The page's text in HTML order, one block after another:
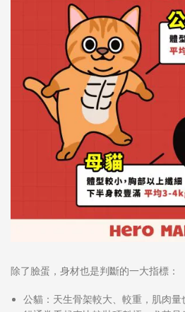
除了臉蛋，身材也是判斷的一大指標：
公貓： 天生骨架較大、較重，肌肉